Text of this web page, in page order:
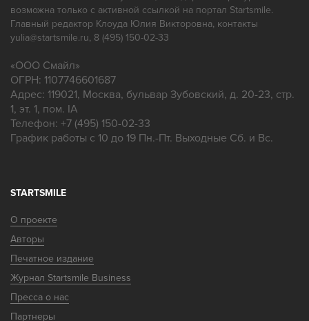
возможна только с активной ссылкой на портал Startsmile.
Главный редактор Клоуда Юлия Викторовна, контакты
yulia@startsmile.ru, 8 (495) 150-02-33
«ООО Смайл»
ОГРН: 1107746601687
Адрес: 119021, Москва, бульвар Зубовский, д. 20-23, стр.
1, эт. 1, пом. IA
Телефон: +7 (495) 150-02-33
График работы с 10 до 19 Пн.-Пт. Выходные Сб. и Вс.
STARTSMILE
О проекте
Авторы
Печатное издание
Журнал Startsmile Business
Пресса о нас
Партнеры